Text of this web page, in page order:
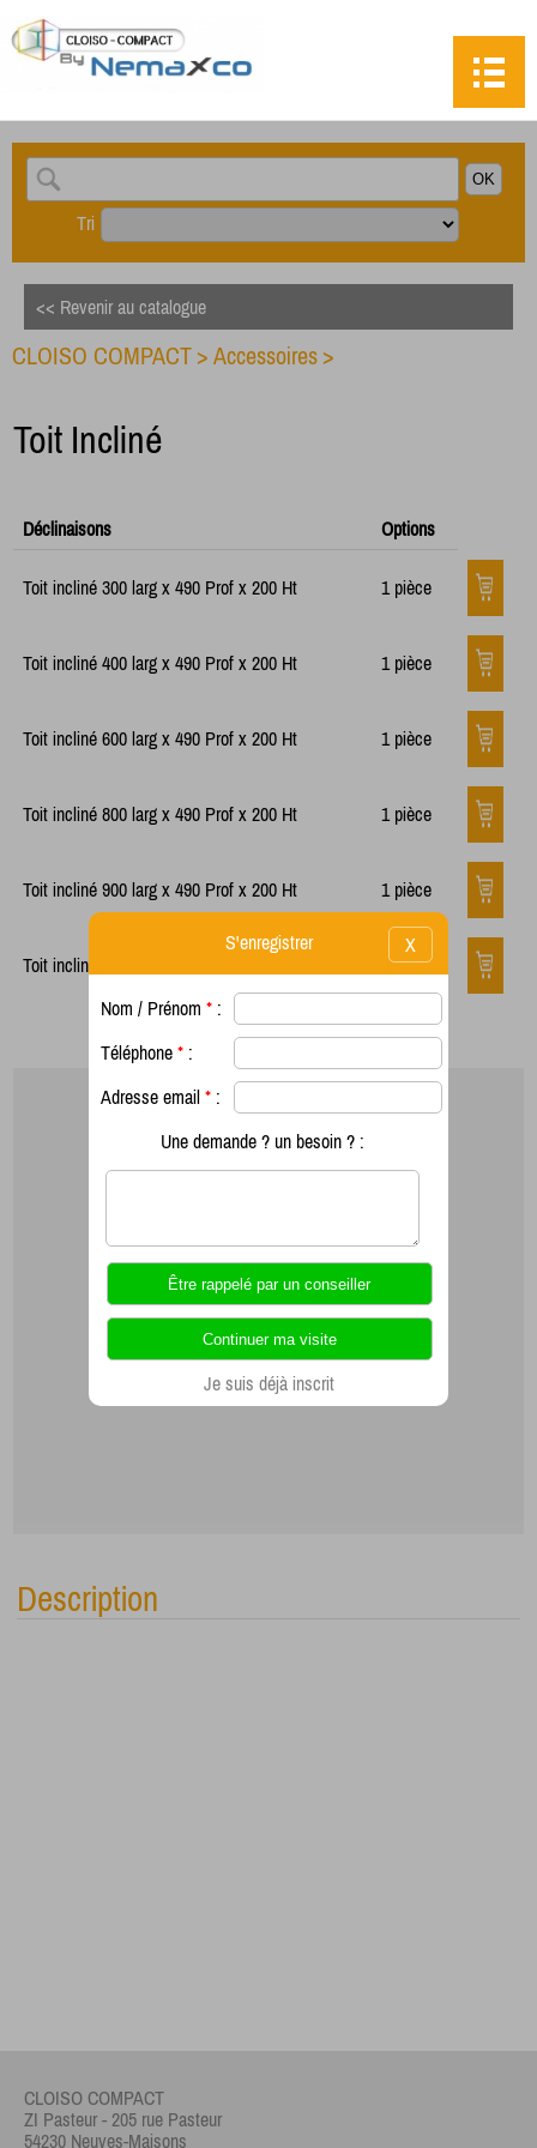
Tri
<< Revenir au catalogue
CLOISO COMPACT > Accessoires >
Toit Incliné
Déclinaisons Options
Toit incliné 300 larg x 490 Prof x 200 Ht 1 pièce
Toit incliné 400 larg x 490 Prof x 200 Ht 1 pièce
Toit incliné 600 larg x 490 Prof x 200 Ht 1 pièce
Toit incliné 800 larg x 490 Prof x 200 Ht 1 pièce
Toit incliné 900 larg x 490 Prof x 200 Ht 1 pièce
Toit incliné 1200 larg x 490 Prof x 200 Ht 1 pièce
Description
CLOISO COMPACT
ZI Pasteur - 205 rue Pasteur
54230 Neuves-Maisons
X
S'enregistrer
Nom / Prénom * :
Téléphone * :
Adresse email * :
Une demande ? un besoin ? :
Je suis déjà inscrit